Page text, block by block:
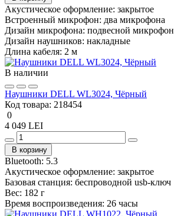
Акустическое оформление: закрытое
Встроенный микрофон: два микрофона
Дизайн микрофона: подвесной микрофон
Дизайн наушников: накладные
Длина кабеля: 2 м
В наличии
Наушники DELL WL3024, Чёрный
Код товара: 218454
0
4 049 LEI
В корзину
Bluetooth: 5.3
Акустическое оформление: закрытое
Базовая станция: беспроводной usb-ключ
Вес: 182 г
Время воспроизведения: 26 часы